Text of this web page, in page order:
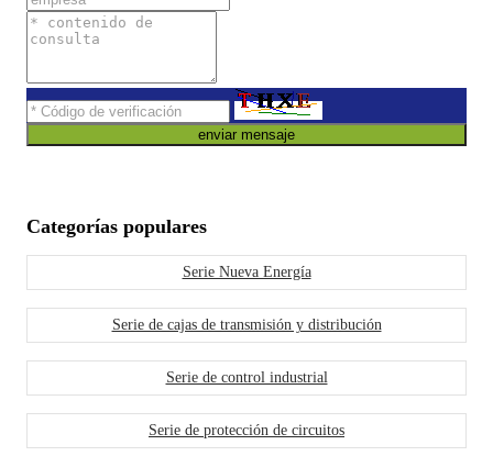
enviar mensaje
Categorías populares
Serie Nueva Energía
Serie de cajas de transmisión y distribución
Serie de control industrial
Serie de protección de circuitos